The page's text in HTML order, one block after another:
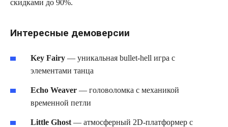
скидками до 90%.
Интересные демоверсии
Key Fairy — уникальная bullet-hell игра с
элементами танца
Echo Weaver — головоломка с механикой
временной петли
Little Ghost — атмосферный 2D-платформер с